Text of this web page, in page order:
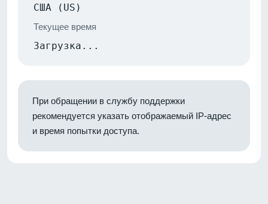
США (US)
Текущее время
Загрузка...
При обращении в службу поддержки
рекомендуется указать отображаемый IP-адрес
и время попытки доступа.